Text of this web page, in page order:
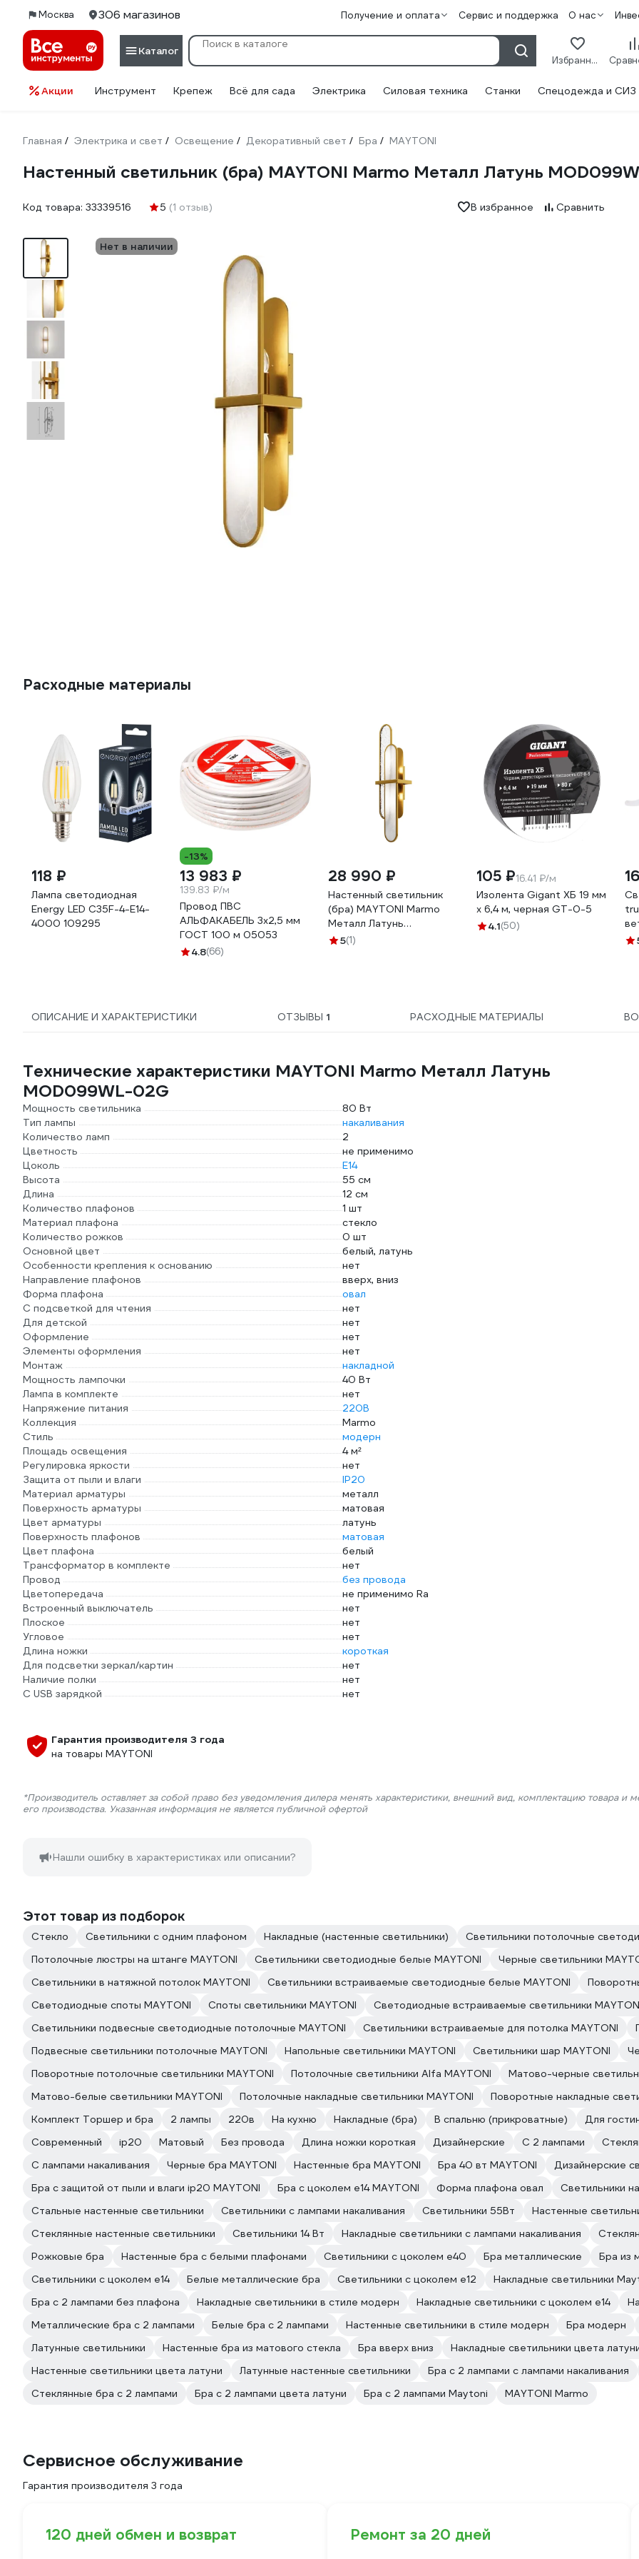
Москва 306 магазинов Получение и оплата Сервис и поддержка О нас
Каталог
Избранное
Акции Инструмент Крепеж Всё для сада Электрика Силовая техника Станки Спецодежда и СИЗ
Главная / Электрика и свет / Освещение / Декоративный свет / Бра / MAYTONI
Настенный светильник (бра) MAYTONI Marmo Металл Латунь
Код товара: 33339516 5 (1 отзыв) В избранное Сравнить
Нет в наличии
Расходные материалы
118 ₽
Лампа светодиодная
Energy LED С35F-4-E14-
4000 109295
-13%
13 983 ₽
139.83 ₽/м
Провод ПВС
АЛЬФАКАБЕЛЬ 3х2,5 мм
ГОСТ 100 м 05053
4.8(66)
28 990 ₽
Настенный светильник
(бра) MAYTONI Marmo
Металл Латунь
MOD099WL-02G2
5(1)
105 ₽16.41 ₽/м
Изолента Gigant ХБ 19 мм
х 6,4 м, черная GT-0-5
4.1(50)
ОПИСАНИЕ И ХАРАКТЕРИСТИКИ ОТЗЫВЫ 1 РАСХОДНЫЕ МАТЕРИАЛЫ
Технические характеристики MAYTONI Marmo Металл Латунь
MOD099WL-02G
Мощность светильника
80 Вт
Тип лампы
накаливания
Количество ламп
2
Цветность
не применимо
Цоколь
E14
Высота
55 см
Длина
12 см
Количество плафонов
1 шт
Материал плафона
стекло
Количество рожков
0 шт
Основной цвет
белый, латунь
Особенности крепления к основанию
нет
Направление плафонов
вверх, вниз
Форма плафона
овал
С подсветкой для чтения
нет
Для детской
нет
Оформление
нет
Элементы оформления
нет
Монтаж
накладной
Мощность лампочки
40 Вт
Лампа в комплекте
нет
Напряжение питания
220В
Коллекция
Marmo
Стиль
модерн
Площадь освещения
4 м²
Регулировка яркости
нет
Защита от пыли и влаги
IP20
Материал арматуры
металл
Поверхность арматуры
матовая
Цвет арматуры
латунь
Поверхность плафонов
матовая
Цвет плафона
белый
Трансформатор в комплекте
нет
Провод
без провода
Цветопередача
не применимо Ra
Встроенный выключатель
нет
Плоское
нет
Угловое
нет
Длина ножки
короткая
Для подсветки зеркал/картин
нет
Наличие полки
нет
С USB зарядкой
нет
Гарантия производителя 3 года
на товары MAYTONI
*Производитель оставляет за собой право без уведомления дилера менять характеристики, внешний вид, комплектацию товара и
его производства. Указанная информация не является публичной офертой
Нашли ошибку в характеристиках или описании?
Этот товар из подборок
Стекло Светильники с одним плафоном Накладные (настенные светильники)
Светильники потолочные
Потолочные люстры на штанге MAYTONI
Светильники светодиодные белые MAYTONI
Черные светильники
Светильники в натяжной потолок MAYTONI
Светильники встраиваемые светодиодные белые MAYTONI
Светодиодные споты MAYTONI
Споты светильники MAYTONI
Светодиодные встраиваемые светильники
Светильники подвесные светодиодные потолочные MAYTONI
Светильники встраиваемые для потолка MAYTONI
Подвесные светильники потолочные MAYTONI
Напольные светильники MAYTONI Светильники шар MAYTONI
Поворотные потолочные светильники MAYTONI
Потолочные светильники Alfa MAYTONI
Матово-черные
Матово-белые светильники MAYTONI
Потолочные накладные светильники MAYTONI
Поворотные накладные
Комплект Торшер и бра
2 лампы 220в На кухню Накладные (бра) В спальню (прикроватные)
Для
Современный
ip20 Матовый Без провода Длина ножки короткая Дизайнерские С 2 лампами
С лампами накаливания
Черные бра MAYTONI Настенные бра MAYTONI Бра 40 вт MAYTONI
Дизайнерские
Бра с защитой от пыли и влаги ip20 MAYTONI
Бра с цоколем e14 MAYTONI Форма плафона овал
Светильники
Стальные настенные светильники
Светильники с лампами накаливания Светильники 55Вт
Настенные
Стеклянные настенные светильники
Светильники 14 Вт Накладные светильники с лампами накаливания
Рожковые бра
Настенные бра с белыми плафонами Светильники с цоколем e40 Бра металлические
Бра из
Светильники с цоколем e14
Белые металлические бра Светильники с цоколем e12
Накладные светильники
Бра с 2 лампами без плафона
Накладные светильники в стиле модерн Накладные светильники с цоколем e14
Металлические бра с 2 лампами
Белые бра с 2 лампами Настенные светильники в стиле модерн
Бра модерн
Латунные светильники
Настенные бра из матового стекла Бра вверх вниз
Накладные светильники цвета
Настенные светильники цвета латуни
Латунные настенные светильники
Бра с 2 лампами с лампами накаливания
Стеклянные бра с 2 лампами
Бра с 2 лампами цвета латуни Бра с 2 лампами Maytoni MAYTONI Marmo
Сервисное обслуживание
Гарантия производителя 3 года
120 дней обмен и возврат Ремонт за 20 дней